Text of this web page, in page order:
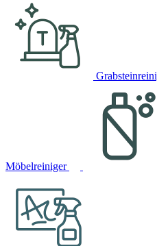
Möbelreiniger